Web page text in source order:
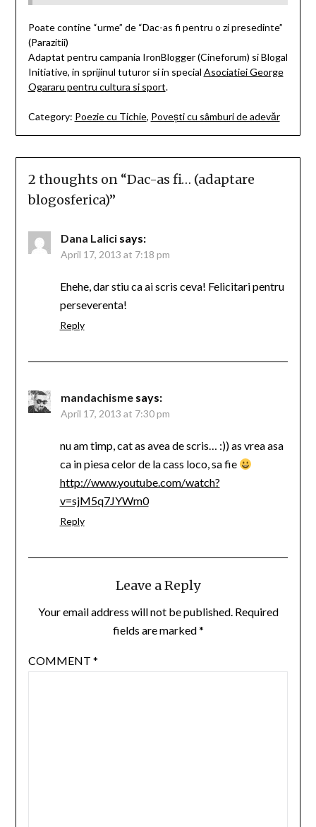
Poate contine “urme” de “Dac-as fi pentru o zi presedinte”
(Parazitii)
Adaptat pentru campania IronBlogger (Cineforum) si Blogal
Initiative, in sprijinul tuturor si in special Asociatiei George
Ogararu pentru cultura si sport.
Category: Poezie cu Tichie, Povești cu sâmburi de adevăr
2 thoughts on “Dac-as fi… (adaptare
blogosferica)”
Dana Lalici says:
April 17, 2013 at 7:18 pm
Ehehe, dar stiu ca ai scris ceva! Felicitari pentru
perseverenta!
Reply
mandachisme says:
April 17, 2013 at 7:30 pm
nu am timp, cat as avea de scris… :)) as vrea asa
ca in piesa celor de la cass loco, sa fie
http://www.youtube.com/watch?
v=sjM5q7JYWm0
Reply
Leave a Reply
Your email address will not be published. Required
fields are marked*
COMMENT *